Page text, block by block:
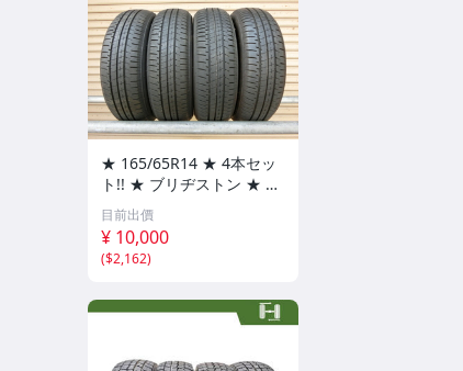
★ 165/65R14 ★ 4本セッ
ト!! ★ ブリヂストン ★ EC
OPIA NH200C 約7.5～8
分山 タンク・ハスラー・
キャスト
目前出價
¥ 10,000
($2,162)